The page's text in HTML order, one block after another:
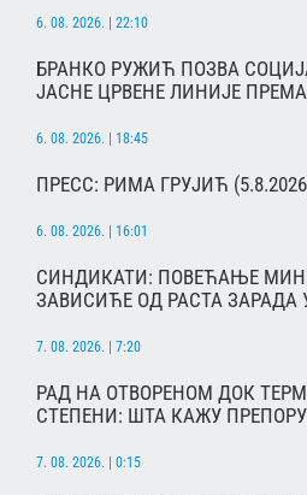
6. 08. 2026. | 22:10
БРАНКО РУЖИЋ ПОЗВА
ЈАСНЕ ЦРВЕНЕ ЛИНИЈЕ
6. 08. 2026. | 18:45
ПРЕСС: РИМА ГРУЈИЋ
6. 08. 2026. | 16:01
СИНДИКАТИ: ПОВЕЋАЊЕ
ЗАВИСИЋЕ ОД РАСТА ЗАРАДА
7. 08. 2026. | 7:20
РАД НА ОТВОРЕНОМ ДОК
СТЕПЕНИ: ШТА КАЖУ
7. 08. 2026. | 0:15